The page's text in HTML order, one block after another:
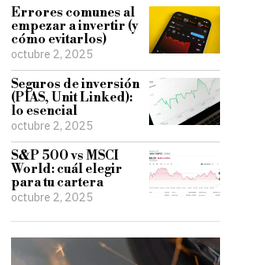
Errores comunes al
empezar a invertir (y
cómo evitarlos)
octubre 2, 2025
Seguros de inversión
(PIAS, Unit Linked):
lo esencial
octubre 2, 2025
S&P 500 vs MSCI
World: cuál elegir
para tu cartera
octubre 2, 2025